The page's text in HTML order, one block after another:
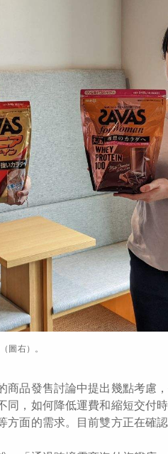
圖右）。
品發售討論中提出幾點考慮
，如何降低運費和縮短交付
面的需求。目前雙方正在確認